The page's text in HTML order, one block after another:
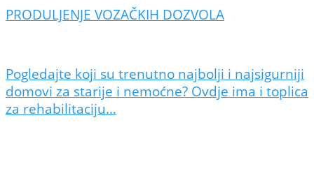
PRODULJENJE VOZAČKIH DOZVOLA
Pogledajte koji su trenutno najbolji i najsigurniji
domovi za starije i nemoćne? Ovdje ima i toplica
za rehabilitaciju…